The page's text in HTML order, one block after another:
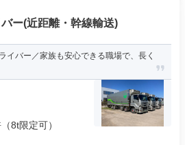
ー(近距離・幹線輸送)
イバー／家族も安心できる職場で、長く
8t限定可）